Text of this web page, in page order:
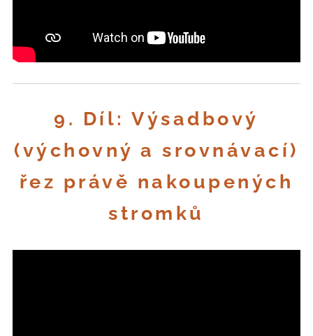
9. Díl: Výsadbový
(výchovný a srovnávací)
řez právě nakoupených
stromků